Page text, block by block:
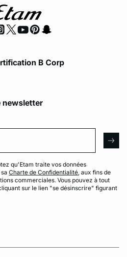
B Corp
newsletter
qu'Etam traite vos données
Charte de Confidentialité, aux fins de
commerciales. Vous pouvez à tout
sur le lien "se désinscrire" figurant